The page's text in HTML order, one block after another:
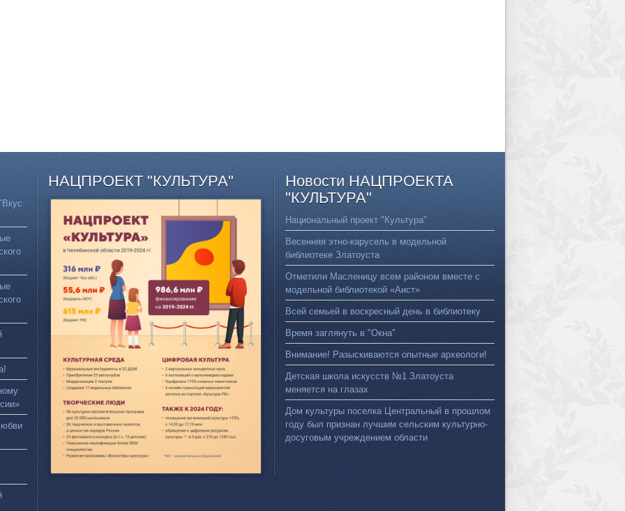
НАЦПРОЕКТ "КУЛЬТУРА" Новости НАЦПРОЕКТА
"КУЛЬТУРА"
Национальный проект "Культура"
Весенняя этно-карусель в модельной
библиотеке Златоуста
Отметили Масленицу всем районом вместе с
модельной библиотекой «Аист»
Всей семьей в воскресный день в библиотеку
Время заглянуть в "Окна"
Внимание! Разыскиваются опытные археологи!
Детская школа искусств №1 Златоуста
меняется на глазах
Дом культуры поселка Центральный в прошлом
году был признан лучшим сельским культурно-
досуговым учреждением области